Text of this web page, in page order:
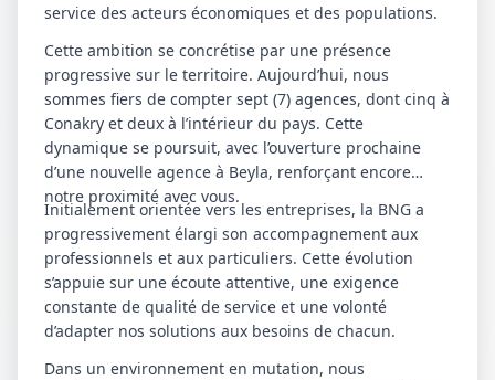
service des acteurs économiques et des populations.
Cette ambition se concrétise par une présence
progressive sur le territoire. Aujourd’hui, nous
sommes fiers de compter sept (7) agences, dont cinq à
Conakry et deux à l’intérieur du pays. Cette
dynamique se poursuit, avec l’ouverture prochaine
d’une nouvelle agence à Beyla, renforçant encore
notre proximité avec vous.
Initialement orientée vers les entreprises, la BNG a
progressivement élargi son accompagnement aux
professionnels et aux particuliers. Cette évolution
s’appuie sur une écoute attentive, une exigence
constante de qualité de service et une volonté
d’adapter nos solutions aux besoins de chacun.
Dans un environnement en mutation, nous